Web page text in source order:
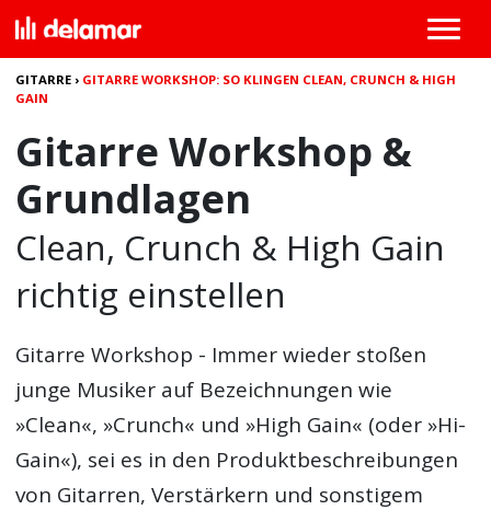
GITARRE › GITARRE WORKSHOP: SO KLINGEN CLEAN, CRUNCH & HIGH
GAIN
Gitarre Workshop &
Grundlagen
Clean, Crunch & High Gain
richtig einstellen
Gitarre Workshop - Immer wieder stoßen
junge Musiker auf Bezeichnungen wie
»Clean«, »Crunch« und »High Gain« (oder »Hi-
Gain«), sei es in den Produktbeschreibungen
von Gitarren, Verstärkern und sonstigem